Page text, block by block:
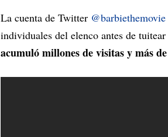
La cuenta de Twitter @barbiethemovie
individuales del elenco antes de
acumuló millones de visitas y más